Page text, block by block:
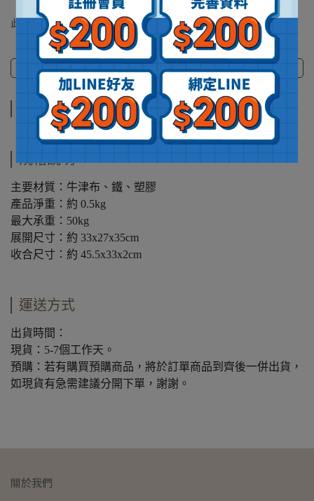
此商品 「 最高 」可以折抵紅利 280點 (約等於NT$280)
商品介紹 規格說明 運送方式
商品介紹
規格說明
主要材質：牛津布、鐵、塑膠
產品淨重：約 0.5kg
最大承重：50kg
展開尺寸：約 33x27x35cm
收合尺寸：約 45.5x33x2cm
運送方式
出貨時間：
現貨：5-7個工作天。
預購：若有購買預購商品，將於訂單商品到齊後一併出貨，
如現貨有急需建議分開下單，謝謝。
關於我們